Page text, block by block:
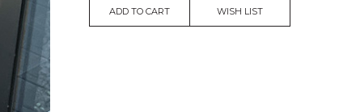
ADD TO CART WISH LIST